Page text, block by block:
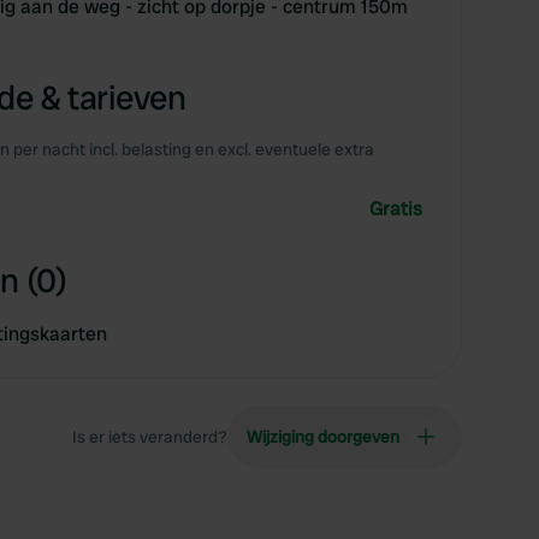
aan de weg - zicht op dorpje - centrum 150m
& tarieven
per nacht incl. belasting en excl. eventuele extra
Gratis
(0)
Is er iets veranderd? Wijziging doorgeven